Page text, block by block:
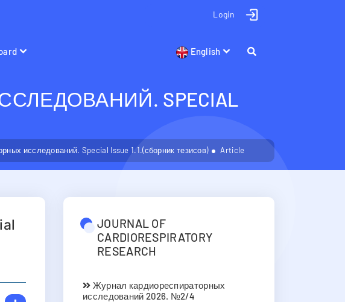
Login
English
SPECIAL
исследований. Special Issue 1.1.(сборник тезисов) Article
JOURNAL OF
CARDIORESPIRATORY
RESEARCH
Журнал кардиореспираторных
исследований 2026. №2/4